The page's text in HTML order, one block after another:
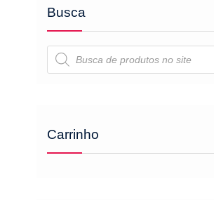
Busca
Pesquisar
produtos
Carrinho